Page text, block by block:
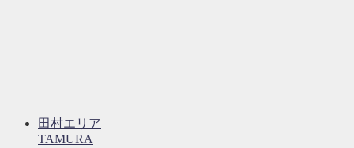
田村エリア
TAMURA